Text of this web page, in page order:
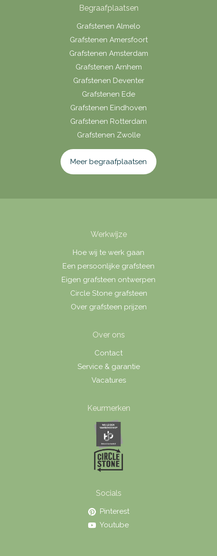
Begraafplaatsen
Grafstenen Almelo
Grafstenen Amersfoort
Grafstenen Amsterdam
Grafstenen Arnhem
Grafstenen Deventer
Grafstenen Ede
Grafstenen Eindhoven
Grafstenen Rotterdam
Grafstenen Zwolle
Meer begraafplaatsen
Werkwijze
Hoe wij te werk gaan
Een persoonlijke grafsteen
Eigen grafsteen ontwerpen
Circle Stone grafsteen
Over grafsteen prijzen
Over ons
Contact
Service & garantie
Vacatures
Keurmerken
Socials
Pinterest
Youtube